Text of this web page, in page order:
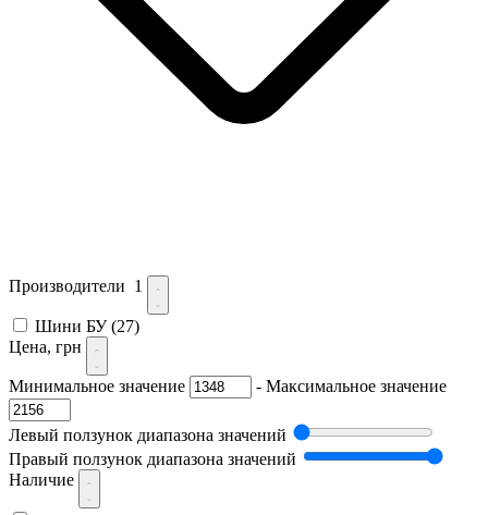
Производители 1
Шини БУ(27)
Цена, грн
Минимальное значение - Максимальное значение
Левый ползунок диапазона значений
Правый ползунок диапазона значений
Наличие